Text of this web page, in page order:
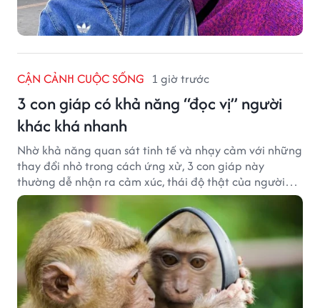
CẬN CẢNH CUỘC SỐNG 1 giờ trước
3 con giáp có khả năng “đọc vị” người
khác khá nhanh
Nhờ khả năng quan sát tinh tế và nhạy cảm với những
thay đổi nhỏ trong cách ứng xử, 3 con giáp này
thường dễ nhận ra cảm xúc, thái độ thật của người
đối diện.